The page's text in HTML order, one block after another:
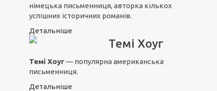
німецька письменниця, авторка кількох
успішних історичних романів.
Детальніше
Темі Хоуг
Темі Хоуг— популярна американська
письменниця.
Детальніше